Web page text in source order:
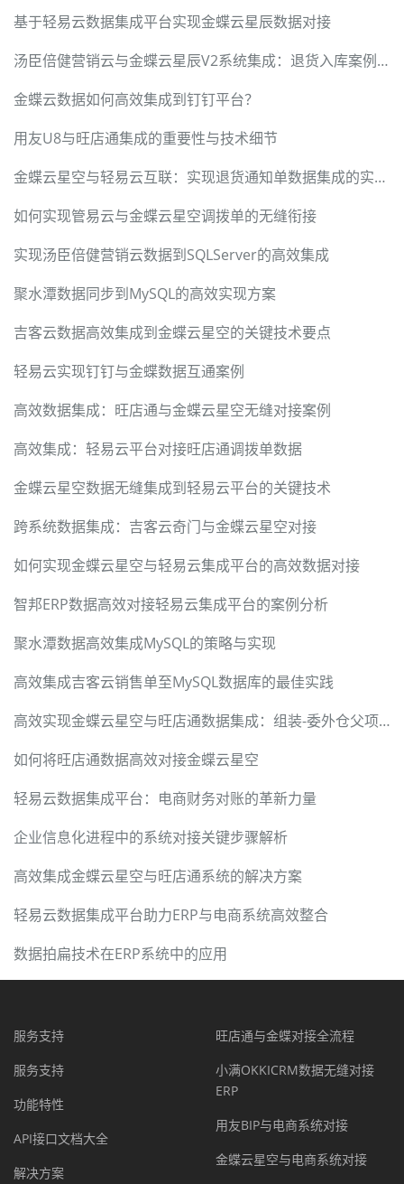
基于轻易云数据集成平台实现金蝶云星辰数据对接
汤臣倍健营销云与金蝶云星辰V2系统集成：退货入库案例详解
金蝶云数据如何高效集成到钉钉平台？
用友U8与旺店通集成的重要性与技术细节
金蝶云星空与轻易云互联：实现退货通知单数据集成的实战案例
如何实现管易云与金蝶云星空调拨单的无缝衔接
实现汤臣倍健营销云数据到SQLServer的高效集成
聚水潭数据同步到MySQL的高效实现方案
吉客云数据高效集成到金蝶云星空的关键技术要点
轻易云实现钉钉与金蝶数据互通案例
高效数据集成：旺店通与金蝶云星空无缝对接案例
高效集成：轻易云平台对接旺店通调拨单数据
金蝶云星空数据无缝集成到轻易云平台的关键技术
跨系统数据集成：吉客云奇门与金蝶云星空对接
如何实现金蝶云星空与轻易云集成平台的高效数据对接
智邦ERP数据高效对接轻易云集成平台的案例分析
聚水潭数据高效集成MySQL的策略与实现
高效集成吉客云销售单至MySQL数据库的最佳实践
高效实现金蝶云星空与旺店通数据集成：组装-委外仓父项入库的解决方案
如何将旺店通数据高效对接金蝶云星空
轻易云数据集成平台：电商财务对账的革新力量
企业信息化进程中的系统对接关键步骤解析
高效集成金蝶云星空与旺店通系统的解决方案
轻易云数据集成平台助力ERP与电商系统高效整合
数据拍扁技术在ERP系统中的应用
服务支持
服务支持
功能特性
API接口文档大全
解决方案
旺店通与金蝶对接全流程
小满OKKICRM数据无缝对接
ERP
用友BIP与电商系统对接
金蝶云星空与电商系统对接